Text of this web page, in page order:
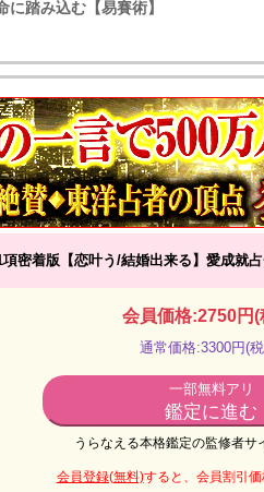
に踏み込む【易賽術】
項密着版【恋叶う/結婚出来る】愛成就
会員価格:2750円(
通常価格:3300円(
一部無料アリ
鑑定に進む
うらなえる本格鑑定の監修者サ
会員登録(無料)すると、会員割引